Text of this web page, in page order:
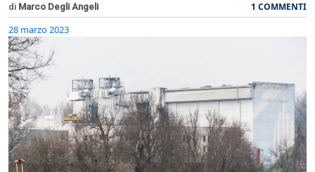
di Marco Degli Angeli 1 COMMENTI
28 marzo 2023